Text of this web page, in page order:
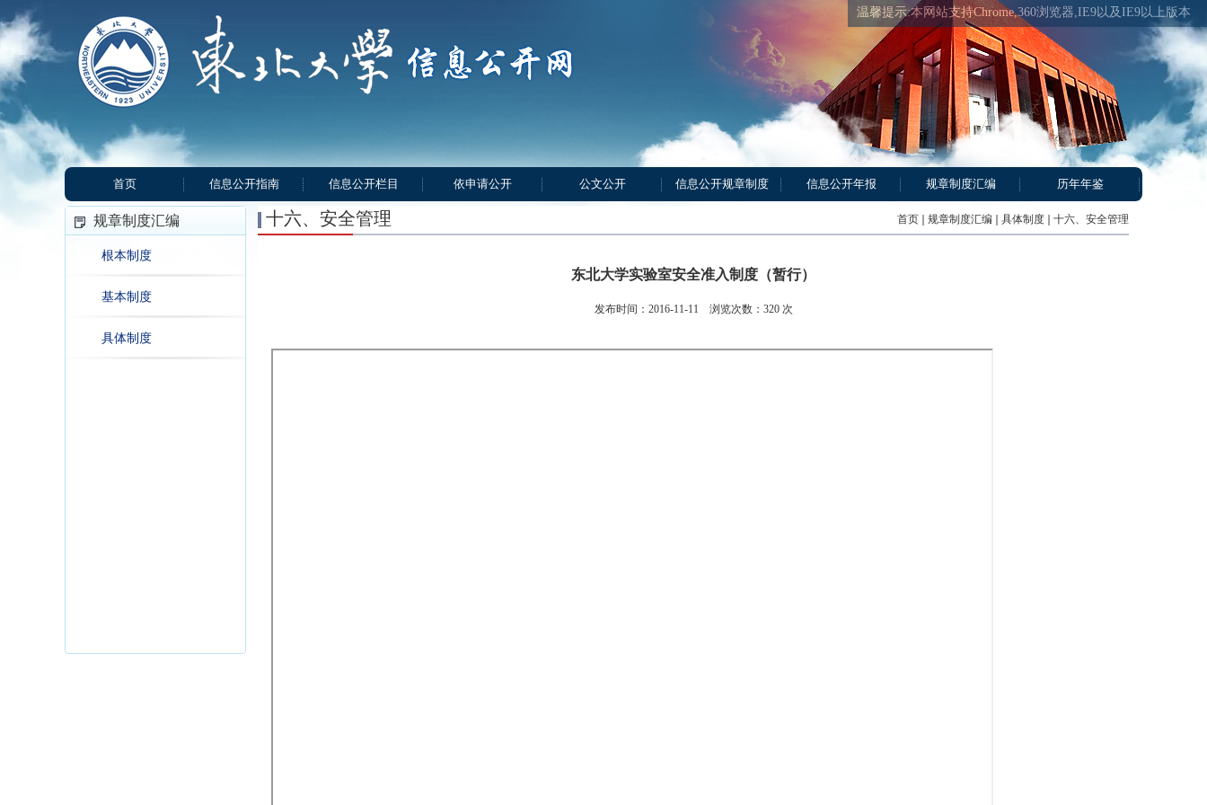
首页 信息公开指南 信息公开栏目 依申请公开 公文公开 信息公开规章制度 信息公开年报 规章制度汇编 历年年鉴
规章制度汇编
根本制度
基本制度
具体制度
十六、安全管理 首页 规章制度汇编 具体制度 十六、安全管理
东北大学实验室安全准入制度（暂行）
发布时间：2016-11-11 浏览次数： 320 次
温馨提示:本网站支持Chrome,360浏览器,IE9以及IE9以上版本